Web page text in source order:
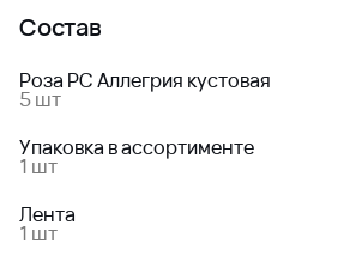
Состав
Роза РС Аллегрия кустовая
5 шт
Упаковка в ассортименте
1 шт
Лента
1 шт